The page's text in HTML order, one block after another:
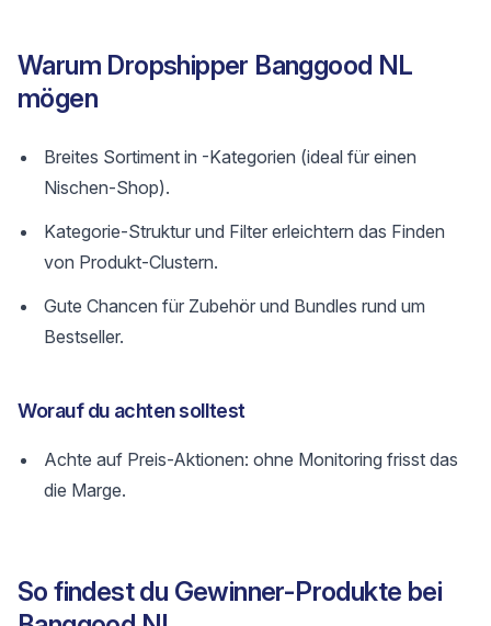
Warum Dropshipper Banggood NL
mögen
Breites Sortiment in -Kategorien (ideal für einen
Nischen-Shop).
Kategorie-Struktur und Filter erleichtern das Finden
von Produkt-Clustern.
Gute Chancen für Zubehör und Bundles rund um
Bestseller.
Worauf du achten solltest
Achte auf Preis-Aktionen: ohne Monitoring frisst das
die Marge.
So findest du Gewinner-Produkte bei